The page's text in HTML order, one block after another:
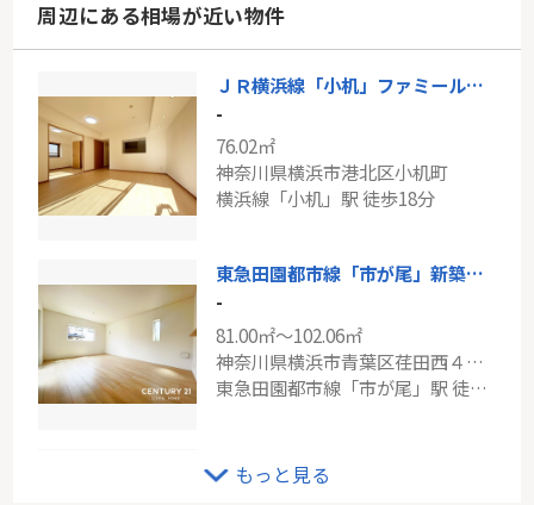
周辺にある相場が近い物件
ＪＲ横浜線「小机」ファミールガーデン横浜・小机1番館
-
76.02㎡
神奈川県横浜市港北区小机町
横浜線「小机」駅 徒歩18分
東急田園都市線「市が尾」新築分譲
-
81.00㎡～102.06㎡
神奈川県横浜市青葉区荏田西４丁目
東急田園都市線「市が尾」駅 徒歩17分
ＪＲ南武線「小田栄」新築分譲
-
もっと見る